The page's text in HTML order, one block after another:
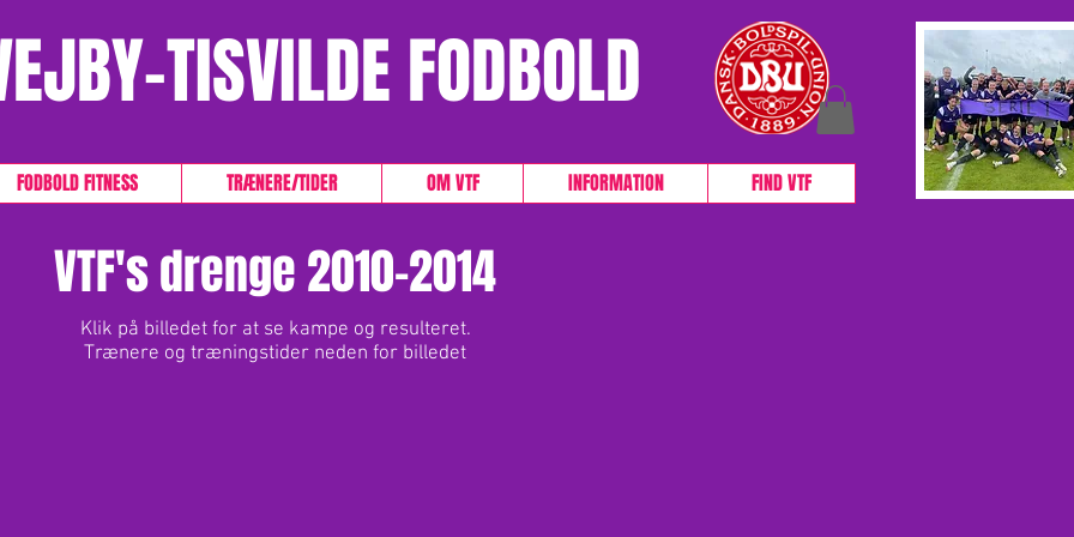
TISVILDE FODBOLD
FODBOLD FITNESS TRÆNERE/TIDER OM VTF INFORMATION FIND VTF
VTF's drenge 2010-2014
Klik på billedet for at se kampe og resulteret.
Trænere og træningstider neden for billedet